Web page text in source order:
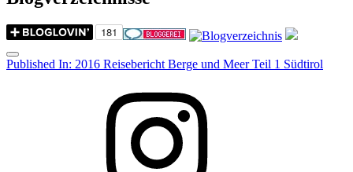
Menu
Post
Published In: 2016 Reisebericht Berge und Meer Teil 1 Südtirol